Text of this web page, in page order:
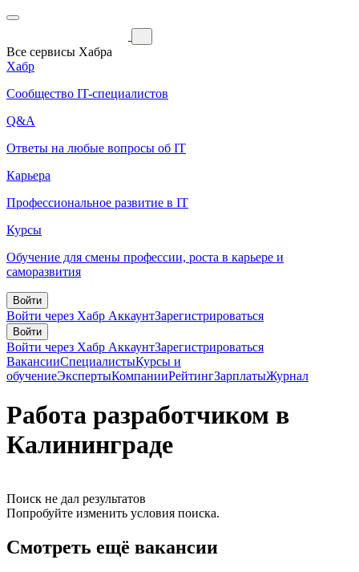
Все сервисы Хабра
Хабр
Сообщество IT-специалистов
Q&A
Ответы на любые вопросы об IT
Карьера
Профессиональное развитие в IT
Курсы
Обучение для смены профессии, роста в карьере и
саморазвития
Войти
Войти через Хабр АккаунтЗарегистрироваться
Войти
Войти через Хабр АккаунтЗарегистрироваться
ВакансииСпециалистыКурсы и
обучениеЭкспертыКомпанииРейтингЗарплатыЖурнал
Работа разработчиком в
Калининграде
Поиск не дал результатов
Попробуйте изменить условия поиска.
Смотреть ещё вакансии